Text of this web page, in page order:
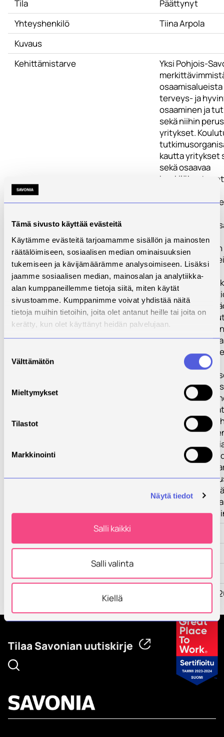
Tämä sivusto käyttää evästeitä
Käytämme evästeitä tarjoamamme sisällön ja mainosten
räätälöimiseen, sosiaalisen median ominaisuuksien
tukemiseen ja kävijämäärämme analysoimiseen. Lisäksi
jaamme sosiaalisen median, mainosalan ja analytiikka-
alan kumppaneillemme tietoja siitä, miten käytät
sivustoamme. Kumppanimme voivat yhdistää näitä
tietoja muihin tietoihin, joita olet antanut heille tai joita on
kerätty, kun olet käyttänyt heidän palvelujaan.
valinta
Välttämätön
Mieltymykset
Tilastot
Markkinointi
Näytä tiedot
Salli kaikki
Salli valinta
Kiellä
Tila
Päättynyt
Yhteyshenkilö
Tiina Arpola
Kuvaus
Kehittämistarve
Yksi Pohjois-
osaamisalueista
terveys- ja
osaaminen ja
sekä niihin
yritykset.
kautta yritykset
sekä osaavaa
henkilökuntaa
tarvitset tietoa
ja
Terveys- ja
sekä
työvoima on
osaavaa ja
mutta
teknistyminen ja
asettavat
uudenlaisia
Yritykset ja
sektori
oppilaitoksilta
enemmän
voidaan
organisaation
mukaan.
tulisi vastata yhä
paremmin
osaamistarpe
Tulokset
EAKR Flat Rate
Tilaa Savonian uutiskirje